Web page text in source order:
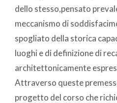
dello stesso,pensato
meccanismo di
spogliato della storica
luoghi e di definizione di
architettonicamente
Attraverso queste
progetto del corso che